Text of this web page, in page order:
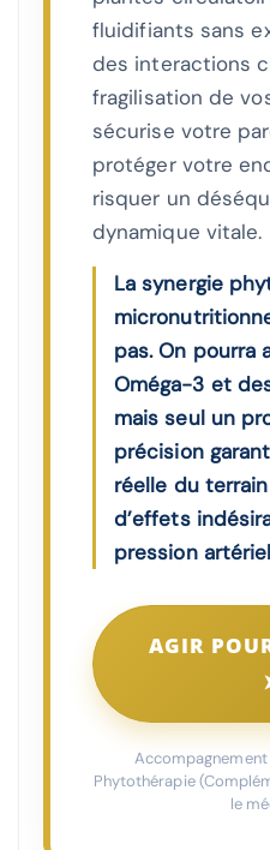
fluidifiants sans
des interactions
fragilisation de
sécurise votre
protéger votre
risquer un
dynamique vitale.
La synergie
pas. On pourra
Oméga-3 et
mais seul un
précision
réelle du
d’effets
pression
AGIR
Phytothérapie
le